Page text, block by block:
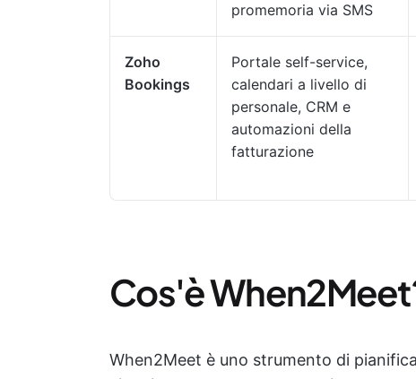
promemoria via SMS
Zoho
Bookings
Portale self-service,
calendari a livello di
personale, CRM e
automazioni della
fatturazione
Cos'è
When2Meet è uno strumento di